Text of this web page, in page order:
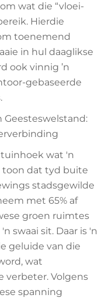
wat die “vloei-
Hierdie
toenemend
in hul daaglikse
ook vinnig ’n
gebaseerde
wat 'n
toon dat tyd buite
stadsgewilde
met 65% af
groen ruimtes
swaai sit. Daar is 'n
geluide van die
wat
verbeter. Volgens
spanning